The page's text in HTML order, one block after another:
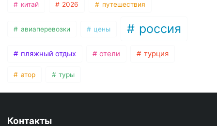
китай 2026 путешествия
авиаперевозки цены россия
пляжный отдых отели турция
атор туры
Контакты